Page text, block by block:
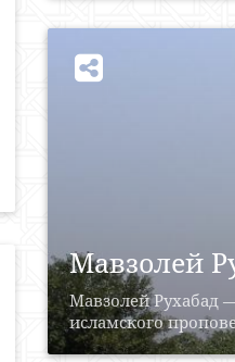
Мавзолей
Мавзолей Рухабад
исламского